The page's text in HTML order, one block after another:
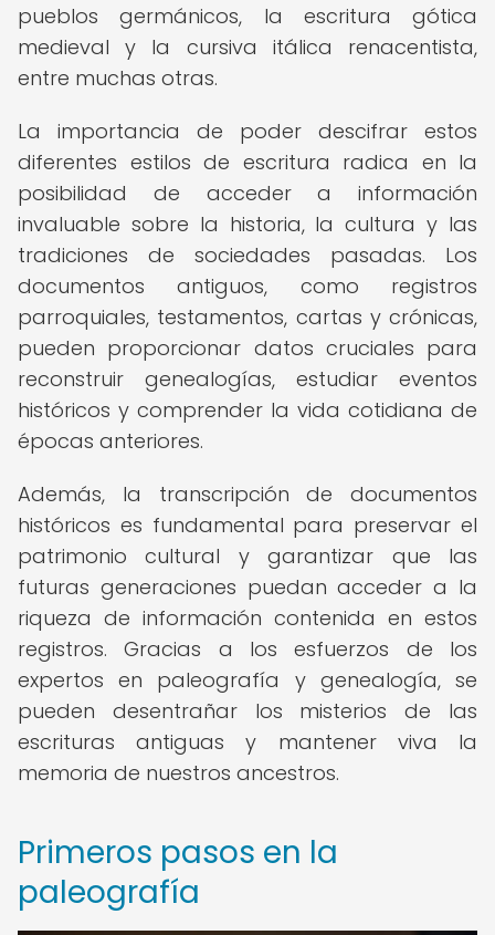
pueblos germánicos, la escritura gótica
medieval y la cursiva itálica renacentista,
entre muchas otras.
La importancia de poder descifrar estos
diferentes estilos de escritura radica en la
posibilidad de acceder a información
invaluable sobre la historia, la cultura y las
tradiciones de sociedades pasadas. Los
documentos antiguos, como registros
parroquiales, testamentos, cartas y crónicas,
pueden proporcionar datos cruciales para
reconstruir genealogías, estudiar eventos
históricos y comprender la vida cotidiana de
épocas anteriores.
Además, la transcripción de documentos
históricos es fundamental para preservar el
patrimonio cultural y garantizar que las
futuras generaciones puedan acceder a la
riqueza de información contenida en estos
registros. Gracias a los esfuerzos de los
expertos en paleografía y genealogía, se
pueden desentrañar los misterios de las
escrituras antiguas y mantener viva la
memoria de nuestros ancestros.
Primeros pasos en la
paleografía